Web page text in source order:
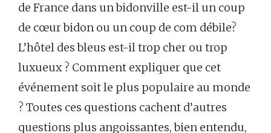
de France dans un bidonville est-il un coup
de cœur bidon ou un coup de com débile?
L’hôtel des bleus est-il trop cher ou trop
luxueux ? Comment expliquer que cet
événement soit le plus populaire au monde
? Toutes ces questions cachent d’autres
questions plus angoissantes, bien entendu,